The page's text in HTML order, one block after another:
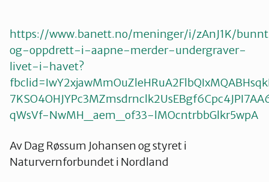
https://www.banett.no/meninger/i/zAnJ1K/
og-oppdrett-i-aapne-merder-undergraver-
livet-i-havet?
qWsVf-NwMH_aem_of33-lMOcntrbbGlkr5wpA
Av Dag Røssum Johansen og styret i
Naturvernforbundet i Nordland